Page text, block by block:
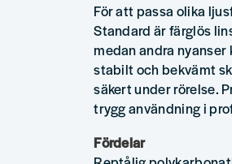
För att passa olika
Standard är färglös
medan andra
stabilt och bekvämt
säkert under rörelse.
trygg användning i
Fördelar